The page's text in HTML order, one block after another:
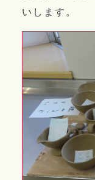
いします。